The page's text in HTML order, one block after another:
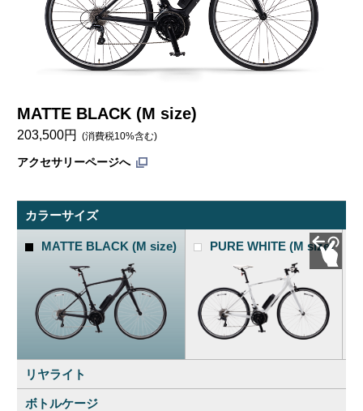
アクセサリーシミュレーター
ギャラリー
YPJトップ
試乗・展示店を探す
カタログ請求をする
MATTE BLACK (M size)
203,500円 (消費税10%含む)
アクセサリーページへ
カラーサイズ
MATTE BLACK (M size) PURE WHITE (M size)
リヤライト
ボトルケージ